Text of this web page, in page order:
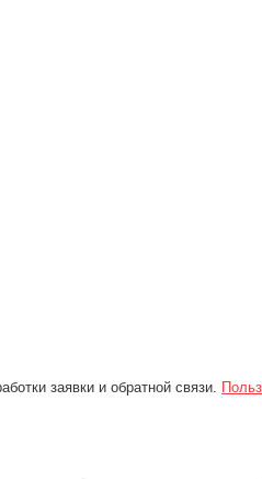
заявки и обратной связи.